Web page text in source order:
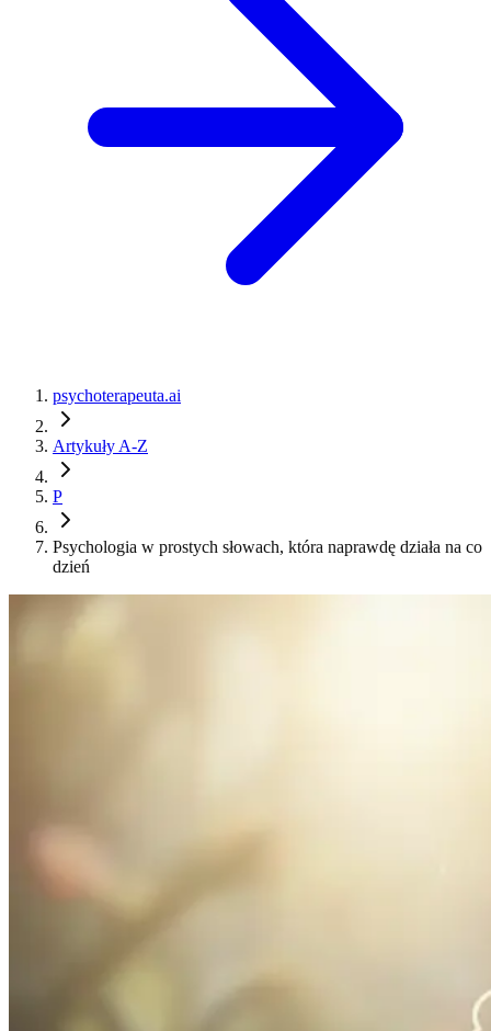
psychoterapeuta.ai
Artykuły A-Z
P
Psychologia w prostych słowach, która naprawdę działa na co
dzień